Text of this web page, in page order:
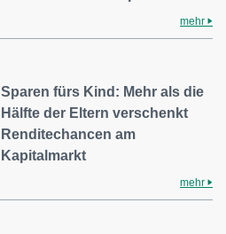
mehr
Sparen fürs Kind: Mehr als die
Hälfte der Eltern verschenkt
Renditechancen am
Kapitalmarkt
mehr